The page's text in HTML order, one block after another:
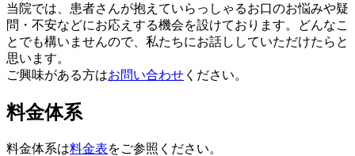
当院では、患者さんが抱えていらっしゃるお口のお悩みや疑
問・不安などにお応えする機会を設けております。どんなこ
とでも構いませんので、私たちにお話ししていただけたらと
思います。
ご興味がある方はお問い合わせ ください。
料金体系
料金体系は料金表をご参照ください。